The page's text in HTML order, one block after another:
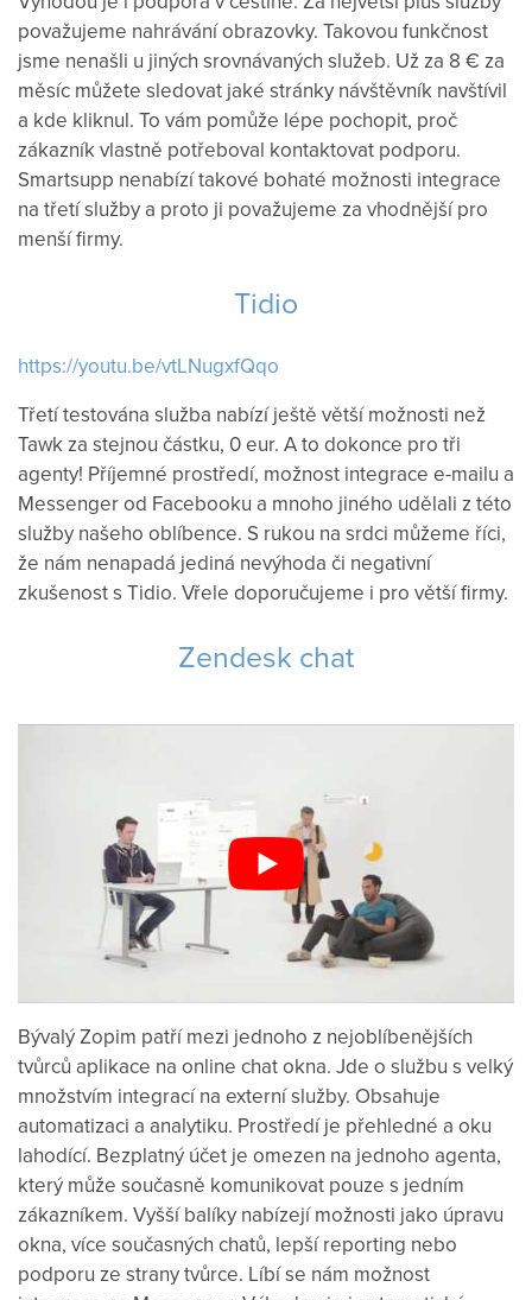
považujeme nahráváníobrazovky. Takovou funkčnost
jsme nenašli u jiných srovnávaných služeb. Už za 8 € za
měsíc můžete sledovat jaké stránky návštěvník navštívil
a kde kliknul. To vám pomůže lépe pochopit, proč
zákazníkvlastně potřeboval kontaktovat podporu.
Smartsupp nenabízítakové bohaté možnosti integrace
na třetíslužby a proto ji považujeme za vhodnější pro
menšífirmy.
Tidio
https://youtu.be/vtLNugxfQqo
Třetítestována služba nabízí ještě větší možnosti než
Tawk za stejnou částku, 0eur. Ato dokonce pro tři
agenty! Příjemné prostředí, možnost integrace e-mailu a
Messengerod Facebooku a mnoho jiného udělali z této
služby našeho oblíbence. S rukou na srdci můžeme říci,
že nám nenapadá jediná nevýhoda či negativní
zkušenosts Tidio. Vřele doporučujeme i pro většífirmy.
Zendesk chat
BývalýZopim patří mezi jednoho z nejoblíbenějších
tvůrců aplikace na online chatokna. Jde o službu s velký
množstvím integrací na externí služby. Obsahuje
automatizaci a analytiku. Prostředí je přehledné a oku
lahodící. Bezplatný účet je omezen na jednoho agenta,
který může současně komunikovat pouze s jedním
zákazníkem. Vyšší balíky nabízejí možnosti jako úpravu
okna, více současných chatů, lepší reporting nebo
podporu ze stranytvůrce. Líbí se nám možnost